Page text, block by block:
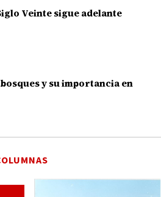
Veinte sigue adelante
y su importancia en